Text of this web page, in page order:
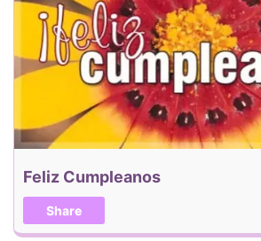
Feliz Cumpleanos
Share